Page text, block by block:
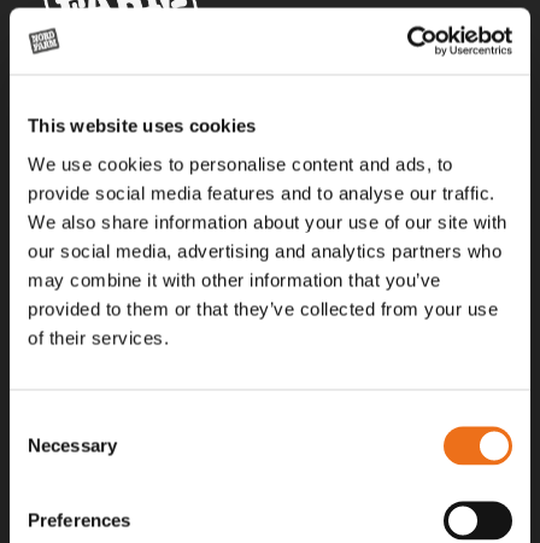
This website uses cookies
We use cookies to personalise content and ads, to
provide social media features and to analyse our traffic.
We also share information about your use of our site with
our social media, advertising and analytics partners who
may combine it with other information that you’ve
provided to them or that they’ve collected from your use
of their services.
Selection
Necessary
Preferences
gäller inte vid köp av enskild produkt, till exempel
reservdel. Kontakta din lokala återförsäljare för aktuella priser.
Surgatan 12, 602 28
Norrköping, Sweden
+46 (0)11 – 19 70 40
marknad@nordfarm.se